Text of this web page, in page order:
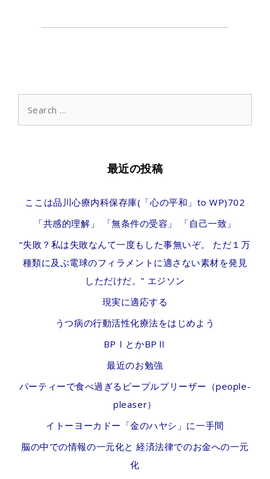
最近の投稿
ここは品川心療内科保存庫(「心の平和」to WP)702
「共感的理解」 「無条件の受容」 「自己一致」
“失敗？私は失敗なんて一度もした事無いぞ。 ただ１万
種類に及ぶ電球のフィラメントに適さない素材を発見
しただけだ。” エジソン
現実に適応する
うつ病の行動活性化療法をはじめよう
BPⅠとかBPⅡ
最近のお勉強
パーティーで食べ過ぎるピープルプリーザー（people-
pleaser）
イトーヨーカドー「金のハヤシ」に一手間
脳の中での情報の一元化と 経済法律でのお金への一元
化